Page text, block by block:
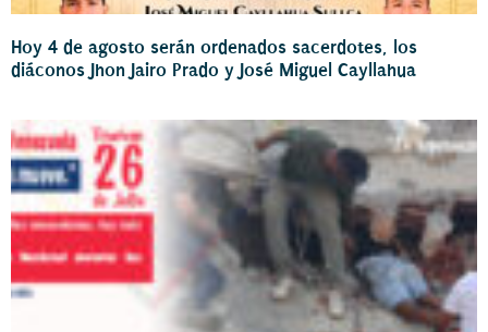
Hoy 4 de agosto serán ordenados sacerdotes, los
diáconos Jhon Jairo Prado y José Miguel Cayllahua